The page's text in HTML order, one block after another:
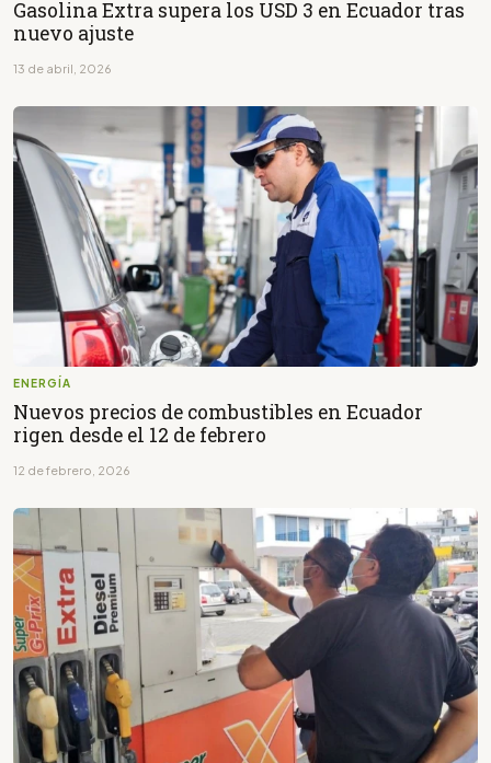
Gasolina Extra supera los USD 3 en Ecuador tras
nuevo ajuste
13 de abril, 2026
ENERGÍA
Nuevos precios de combustibles en Ecuador
rigen desde el 12 de febrero
12 de febrero, 2026